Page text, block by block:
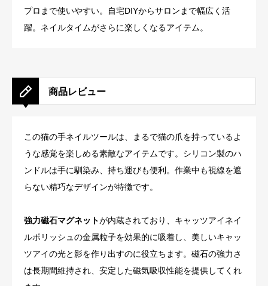
プロまで使いやすい。自宅DIYからサロンまで幅広く活
躍。ネイルタイムがさらに楽しくなるアイテム。
商品レビュー
この猫の手ネイルツールは、まるで猫の爪を持っているよ
うな感覚を楽しめる素敵なアイテムです。シリコン製のハ
ンドルは手に馴染み、持ち運びも便利。作業中も視線を遮
らない精巧なデザインが特徴です。
強力磁石マグネットが内蔵されており、キャッツアイネイ
ルポリッシュの金属粒子を効果的に吸着し、美しいキャッ
ツアイの光と影を作り出すのに役立ちます。磁石の強力さ
は長期間維持され、安定した磁気吸収性能を提供してくれ